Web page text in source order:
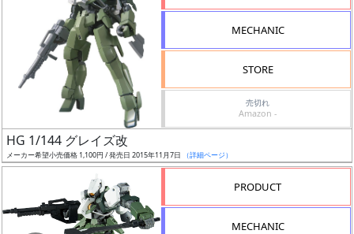
ー
ズ・
ト
MECHANIC
STORE
売切れ
Amazon -
HG 1/144 グレイズ改
メーカー希望小売価格 1,100円 / 発売日 2015年11月7日 （詳細ページ）
PRODUCT
MECHANIC